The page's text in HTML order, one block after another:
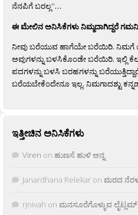
ನೆನಪಿಗೆ ಬರಲ್ಲ”…
ಈ ಮೇಲಿನ ಅನಿಸಿಕೆಗಳು ನಿಮ್ಮದಾಗಿದ್ದರೆ
ನೀವು ಬರೆಯುವ ಹಾಗೆಯೇ ಬರೆಯಿರಿ. ನಿಮಗೆ
ಅವುಗಳನ್ನು ಬಳಸಿಕೊಂಡೇ ಬರೆಯಿರಿ. ಇಲ್ಲಿ
ಪದಗಳನ್ನು ಬಳಸಿ ಬರಹಗಳನ್ನು
ಬರೆಯಬೇಕೆಂದೇನೂ ಇಲ್ಲ. ನಿಮಗಾದಶ್ಟು
ಇತ್ತೀಚಿನ ಅನಿಸಿಕೆಗಳು
Viren on ಹುಣಸೆ ಹುಳಿ ಅನ್ನ
Janardhana Relekar on ಮರದ
rjnivah on ಮನಸೂರೆಗೊಳ್ಳುವ